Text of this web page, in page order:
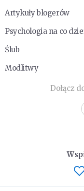
Artykuły blogerów
Psychologia na co
Ślub
Modlitwy
Dołącz